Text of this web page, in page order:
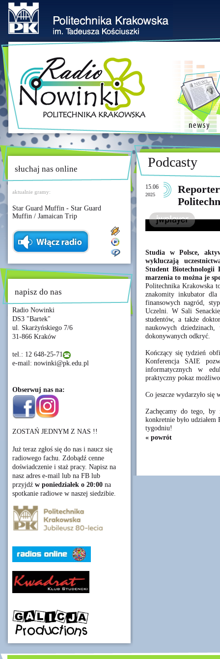
słuchaj nas online
aktualnie gramy:
Star Guard Muffin - Star Guard
Muffin / Jamaican Trip
napisz do nas
Radio Nowinki
DS3 "Bartek"
ul. Skarżyńskiego 7/6
31-866 Kraków
tel.: 12 648-25-71
e-mail: nowinki@pk.edu.pl
Obserwuj nas na:
ZOSTAŃ JEDNYM Z NAS !!
Już teraz zgłoś się do nas i naucz się
radiowego fachu. Zdobądź cenne
doświadczenie i staż pracy. Napisz na
nasz adres e-mail lub na FB lub
przyjdź w poniedziałek o 20:00 na
spotkanie radiowe w naszej siedzibie.
Podcasty
15.06
2025
Studia w Polsce,
wykluczają
Student Biotechnologii
marzenia to można je
Politechnika Krakowska
znakomity inkubator
finansowych nagród,
Uczelni. W Sali
studentów, a także
naukowych
dokonywanych odkryć.
Kończący się tydzień
Konferencja SAIE
informatycznych w
praktyczny pokaz
Co jeszcze wydarzyło
Zachęcamy do tego,
konkretnie było
tygodniu!
« powrót